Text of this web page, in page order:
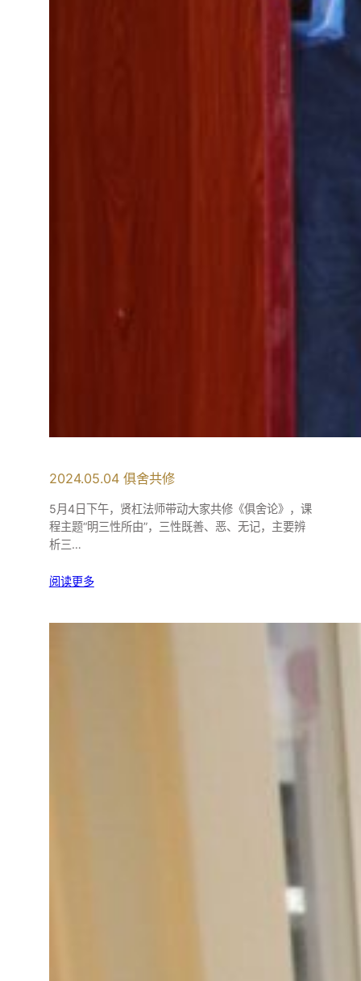
2024.05.04 俱舍共修
5月4日下午，贤杠法师带动大家共修《俱舍论》，课
程主题“明三性所由”，三性既善、恶、无记，主要辨
析三…
阅读更多